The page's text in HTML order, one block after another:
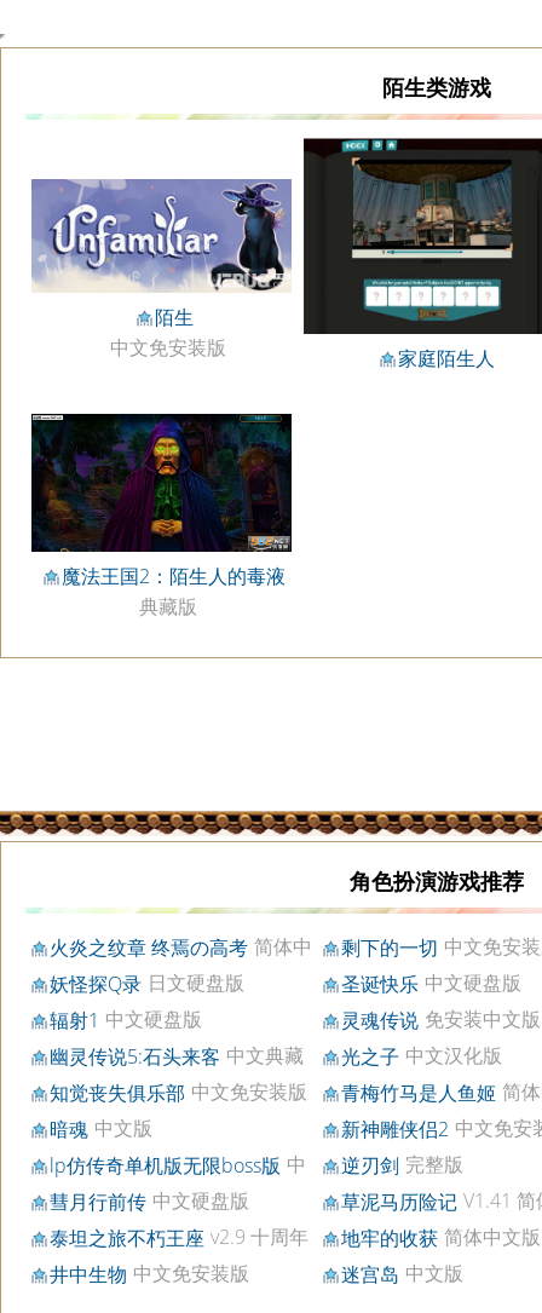
陌生类游戏
陌生
中文免安装版
家庭陌生人
魔法王国2：陌生人的毒液
典藏版
角色扮演游戏推荐
火炎之纹章 终焉の高考 简体中
文免安装版
剩下的一切 中文免安
妖怪探Q录 日文硬盘版 圣诞快乐 中文硬盘版
辐射1 中文硬盘版 灵魂传说 免安装中文版
幽灵传说5:石头来客 中文典藏
版
光之子 中文汉化版
知觉丧失俱乐部 中文免安装版 青梅竹马是人鱼姬 简
安装版
暗魂 中文版 新神雕侠侣2 中文免安
lp仿传奇单机版无限boss版 中
文整合版
逆刃剑 完整版
彗月行前传 中文硬盘版 草泥马历险记 V1.41
硬盘版[国产]
泰坦之旅不朽王座 v2.9 十周年
纪念版
地牢的收获 简体中文版
井中生物 中文免安装版 迷宫岛 中文版